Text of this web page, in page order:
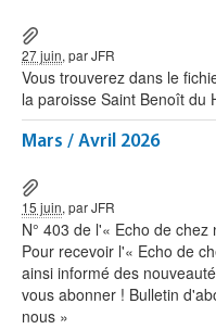
27 juin, par JFR
Vous trouverez dans le
la paroisse Saint Benoît du
Mars / Avril 2026
15 juin, par JFR
N° 403 de l'« Echo de
Pour recevoir l'« Echo de
ainsi informé des
vous abonner ! Bulletin
nous »